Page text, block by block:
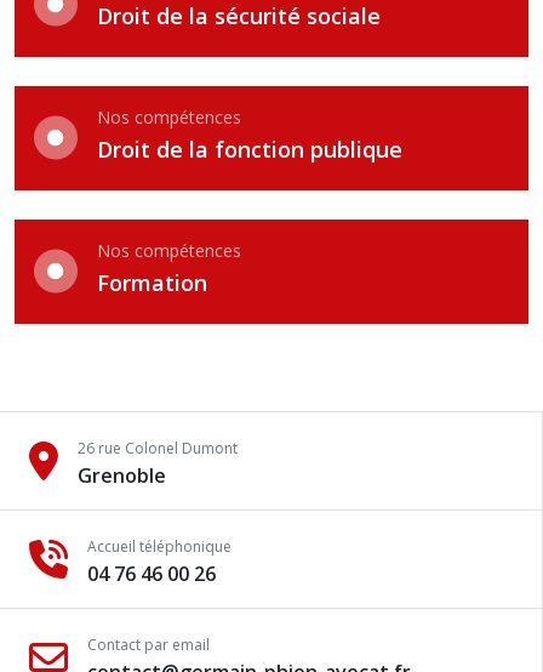
Droit de la sécurité sociale
Nos compétences
Droit de la fonction publique
Nos compétences
Formation
26 rue Colonel Dumont
Grenoble
Accueil téléphonique
04 76 46 00 26
Contact par email